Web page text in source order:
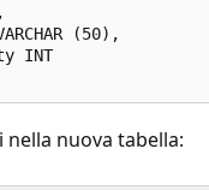
(50),
INT
nuova tabella: